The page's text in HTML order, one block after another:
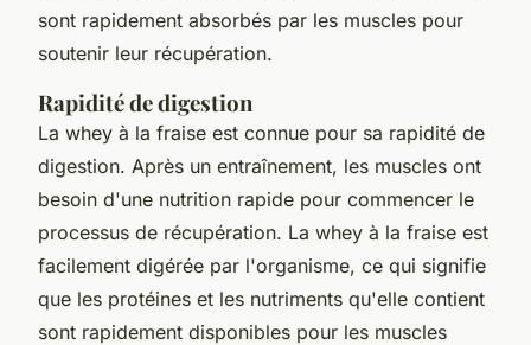
sont rapidement absorbés par les muscles pour
soutenir leur récupération.
Rapidité de digestion
La whey à la fraise est connue pour sa rapidité de
digestion. Après un entraînement, les muscles ont
besoin d'une nutrition rapide pour commencer le
processus de récupération. La whey à la fraise est
facilement digérée par l'organisme, ce qui signifie
que les protéines et les nutriments qu'elle contient
sont rapidement disponibles pour les muscles